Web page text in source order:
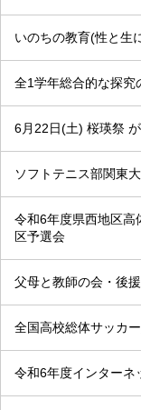
いのちの教育(性と生
全1学年総合的な探究
6月22日(土) 桜瑛祭
ソフトテニス部関東
令和6年度県西地区高
区予選会
父母と教師の会・後
全国高校総体サッカ
令和6年度インターネ